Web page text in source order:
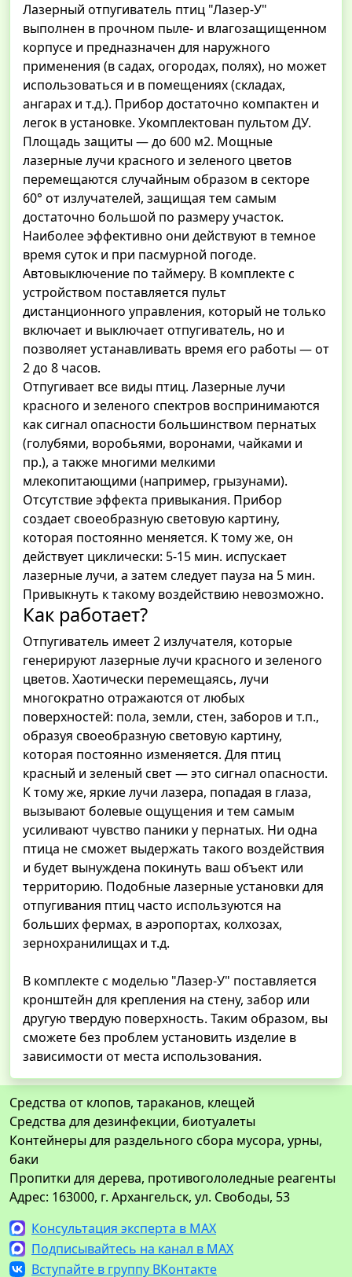
Лазерный отпугиватель птиц "Лазер-У"
выполнен в прочном пыле- и влагозащищенном
корпусе и предназначен для наружного
применения (в садах, огородах, полях), но может
использоваться и в помещениях (складах,
ангарах и т.д.). Прибор достаточно компактен и
легок в установке. Укомплектован пультом ДУ.
Площадь защиты — до 600 м2. Мощные
лазерные лучи красного и зеленого цветов
перемещаются случайным образом в секторе
60° от излучателей, защищая тем самым
достаточно большой по размеру участок.
Наиболее эффективно они действуют в темное
время суток и при пасмурной погоде.
Автовыключение по таймеру. В комплекте с
устройством поставляется пульт
дистанционного управления, который не только
включает и выключает отпугиватель, но и
позволяет устанавливать время его работы — от
2 до 8 часов.
Отпугивает все виды птиц. Лазерные лучи
красного и зеленого спектров воспринимаются
как сигнал опасности большинством пернатых
(голубями, воробьями, воронами, чайками и
пр.), а также многими мелкими
млекопитающими (например, грызунами).
Отсутствие эффекта привыкания. Прибор
создает своеобразную световую картину,
которая постоянно меняется. К тому же, он
действует циклически: 5-15 мин. испускает
лазерные лучи, а затем следует пауза на 5 мин.
Привыкнуть к такому воздействию невозможно.
Как работает?
Отпугиватель имеет 2 излучателя, которые
генерируют лазерные лучи красного и зеленого
цветов. Хаотически перемещаясь, лучи
многократно отражаются от любых
поверхностей: пола, земли, стен, заборов и т.п.,
образуя своеобразную световую картину,
которая постоянно изменяется. Для птиц
красный и зеленый свет — это сигнал опасности.
К тому же, яркие лучи лазера, попадая в глаза,
вызывают болевые ощущения и тем самым
усиливают чувство паники у пернатых. Ни одна
птица не сможет выдержать такого воздействия
и будет вынуждена покинуть ваш объект или
территорию. Подобные лазерные установки для
отпугивания птиц часто используются на
больших фермах, в аэропортах, колхозах,
зернохранилищах и т.д.
В комплекте с моделью "Лазер-У" поставляется
кронштейн для крепления на стену, забор или
другую твердую поверхность. Таким образом, вы
сможете без проблем установить изделие в
зависимости от места использования.
Средства от клопов, тараканов, клещей
Средства для дезинфекции, биотуалеты
Контейнеры для раздельного сбора мусора, урны,
баки
Пропитки для дерева, противогололедные реагенты
Адрес: 163000, г. Архангельск, ул. Свободы, 53
Консультация эксперта в MAX
Подписывайтесь на канал в MAX
Вступайте в группу ВКонтакте